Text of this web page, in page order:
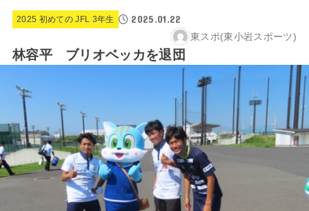
2025 初めての JFL 3年生 2025.01.22
東スポ(東小岩スポーツ)
林容平 ブリオベッカを退団